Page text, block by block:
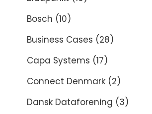
Bosch (10)
Business Cases (28)
Capa Systems (17)
Connect Denmark (2)
Dansk Dataforening (3)